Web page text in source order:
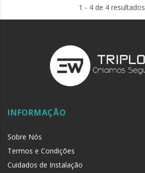
1 - 4 de 4 resultados
INFORMAÇÃO
Sobre Nós
Termos e Condições
Cuidados de Instalação